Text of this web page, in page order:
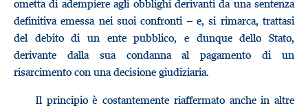
ometta di adempiere agli obblighi derivanti da una sentenza
definitiva emessa nei suoi confronti – e, si rimarca, trattasi
del debito di un ente pubblico, e dunque dello Stato,
derivante dalla sua condanna al pagamento di un
risarcimento con una decisione giudiziaria.
Il principio è costantemente riaffermato anche in altre